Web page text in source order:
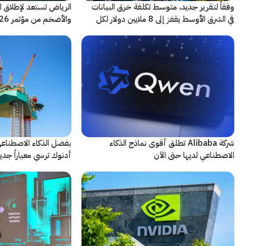
وفقاً لتقرير جديد، متوسط تكلفة خرق البيانات
في الشرق الأوسط يقفز إلى 8 ملايين دولار لكل
الرياض تستعد
شركة Alibaba تطلق أقوى نماذج الذكاء
الاصطناعي لديها حتى الآن
بفضل الذكاء
أدنوك ترسي معياراً